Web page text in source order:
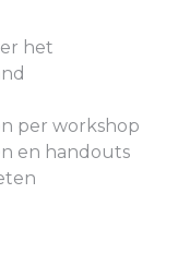
het
per workshop
en handouts